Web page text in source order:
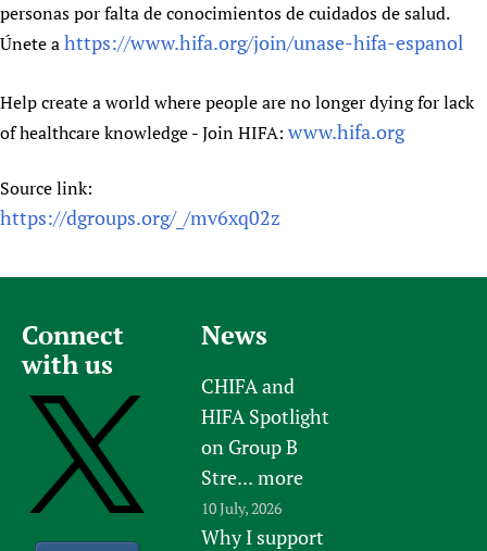
personas por falta de conocimientos de cuidados de salud.
Únete ahttps://www.hifa.org/join/unase-hifa-espanol
Help create a world where people are no longer dying for lack
of healthcare knowledge - Join HIFA: www.hifa.org
Source link:
https://dgroups.org/_/mv6xq02z
Connect
with us
News
CHIFA and
HIFA Spotlight
on Group B
Stre... more
10 July, 2026
Why I support